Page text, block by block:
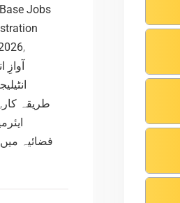
Jobs
,
آوازِ
طریقہ کار ,
فضائیہ